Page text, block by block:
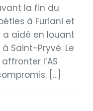
la fin du
à Furiani et
a aidé en louant
Saint-Pryvé. Le
l’AS
[…]